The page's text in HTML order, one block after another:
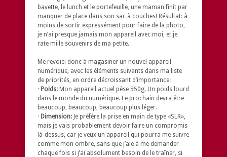
bavette, le lunch et le portefeuille, une maman finit par
manquer de place dans son sac à couches! Résultat: à
moins de sortir expressément pour faire de la photo,
je n’ai presque jamais mon appareil avec moi, et je
rate mille souvenirs de ma petite.
Me revoici donc à magasiner un nouvel appareil
numérique, avec les éléments suivants dans ma liste
de priorités, en ordre décroissant d’importance:
· Poids: Mon appareil actuel pèse 550g. Un poids lourd
dans le monde du numérique. Le prochain devra être
beaucoup, beaucoup, beaucoup plus léger.
· Dimension: Je préfère la prise en main de type «SLR»,
mais je vais probablement devoir faire un compromis
là-dessus, car je veux un appareil qui pourra me suivre
comme mon ombre, sans que j’aie à me demander
chaque fois si j’ai absolument besoin de le traîner, si